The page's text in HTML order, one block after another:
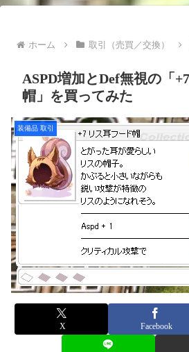
ホーム 取引（売買／交換）
ASPD増加とDef無視の「
帽」を買ってみた
装備品 取引
X Facebook